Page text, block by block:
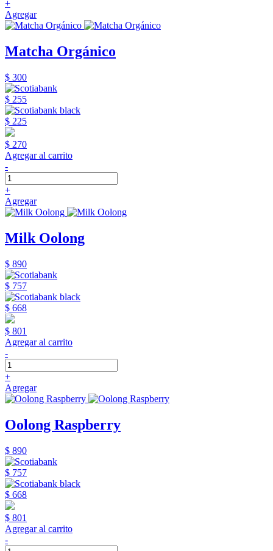
+
Agregar
Matcha Orgánico
$ 300
$ 255
$ 225
$ 270
Agregar al carrito
-
+
Agregar
Milk Oolong
$ 890
$ 757
$ 668
$ 801
Agregar al carrito
-
+
Agregar
Oolong Raspberry
$ 890
$ 757
$ 668
$ 801
Agregar al carrito
-